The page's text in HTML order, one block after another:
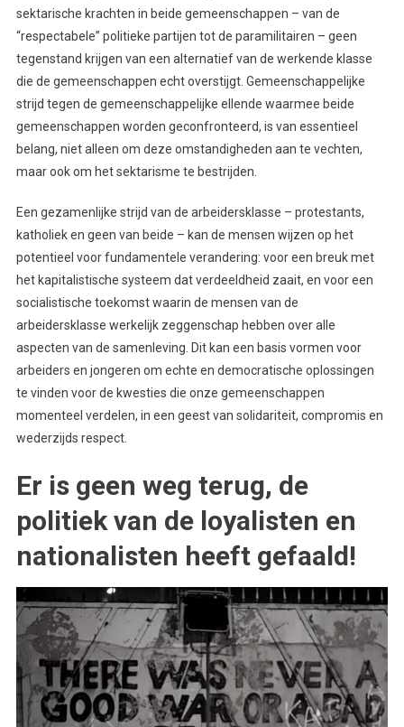
sektarische krachten in beide gemeenschappen – van de
“respectabele” politieke partijen tot de paramilitairen – geen
tegenstand krijgen van een alternatief van de werkende klasse
die de gemeenschappen echt overstijgt. Gemeenschappelijke
strijd tegen de gemeenschappelijke ellende waarmee beide
gemeenschappen worden geconfronteerd, is van essentieel
belang, niet alleen om deze omstandigheden aan te vechten,
maar ook om het sektarisme te bestrijden.
Een gezamenlijke strijd van de arbeidersklasse – protestants,
katholiek en geen van beide – kan de mensen wijzen op het
potentieel voor fundamentele verandering: voor een breuk met
het kapitalistische systeem dat verdeeldheid zaait, en voor een
socialistische toekomst waarin de mensen van de
arbeidersklasse werkelijk zeggenschap hebben over alle
aspecten van de samenleving. Dit kan een basis vormen voor
arbeiders en jongeren om echte en democratische oplossingen
te vinden voor de kwesties die onze gemeenschappen
momenteel verdelen, in een geest van solidariteit, compromis en
wederzijds respect.
Er is geen weg terug, de
politiek van de loyalisten en
nationalisten heeft gefaald!